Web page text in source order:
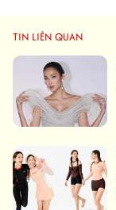
TIN LIÊN QUAN